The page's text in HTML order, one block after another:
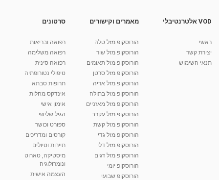
מאת
10:17
קרין גורן - העוגה המתגלצ’ת ללא קמח
38.5k צפיות
01:37
יוסי שר - מתמחה בשיטת אלכסנדר וטאי צ'י
2,738 צפיות
01:46
רנה רז-גילו -טיפול אנרגטי ויעוץ רוחני - נומרולוגית
2,314 צפיות
VOD אלטרנטיבלי
ראשי
יצירת קשר
תנאי השימוש
מאמרים וקישורים
הורוסקופ מזל טלה
הורוסקופ מזל שור
הורוסקופ מזל תאומים
הורוסקופ מזל סרטן
הורוסקופ מזל אריה
הורוסקופ מזל בתולה
הורוסקופ מזל מאזניים
הורוסקופ מזל עקרב
הורוסקופ מזל קשת
הורוסקופ מזל גדי
הורוסקופ מזל דלי
הורוסקופ מזל דגים
הורוסקופ יומי
הורוסקופ שבועי
סרטונים
רפואה ובריאות
רפואה משלימה
רפואה סינית
טיפולי נטורופתיה
תרופות סבתא
אינדקס מחלות
אימון אישי
הגיל שלישי
ספורט וכושר
קורסים ומדריכים
תיירות וטיולים
מיסטיקה, טארוט
ונומרולוגיה
העצמה אישית